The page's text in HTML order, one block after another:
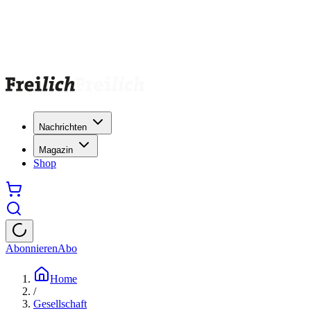
Nachrichten
Magazin
Shop
AbonnierenAbo
Home
/
Gesellschaft